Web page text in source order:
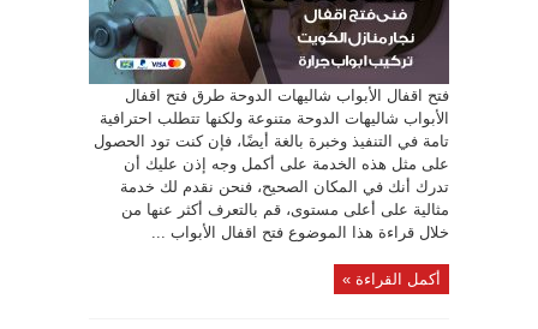
فتح اقفال الأبواب شاليهات الدوحة طرق فتح اقفال
الأبواب شاليهات الدوحة متنوعة ولكنها تتطلب احترافية
تامة في التنفيذ وخبرة بالغة أيضًا، فإن كنت تود الحصول
على مثل هذه الخدمة على أكمل وجه إذن عليك أن
تدرك أنك في المكان الصحيح، فنحن نقدم لك خدمة
مثالية على أعلى مستوى، قم بالتعرف أكثر عنها من
خلال قراءة هذا الموضوع فتح اقفال الأبواب ...
أكمل القراءة »